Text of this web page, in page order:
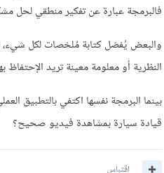
فالبرمجة عبارة عن تفكير منطقي لحل
والبعض يُفضل كتابة مُلخصات لكل شيء،
النظرية أو معلومة معينة تريد الإحتفاظ
بينما البرمجة نفسها اكتفي بالتطبيق
قيادة سيارة بمشاهدة فيديو صحيح؟
اقتباس